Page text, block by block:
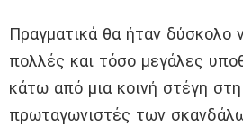
Πραγματικά θα ήταν δύσκολο
πολλές και τόσο μεγάλες
κάτω από μια κοινή στέγη
πρωταγωνιστές των